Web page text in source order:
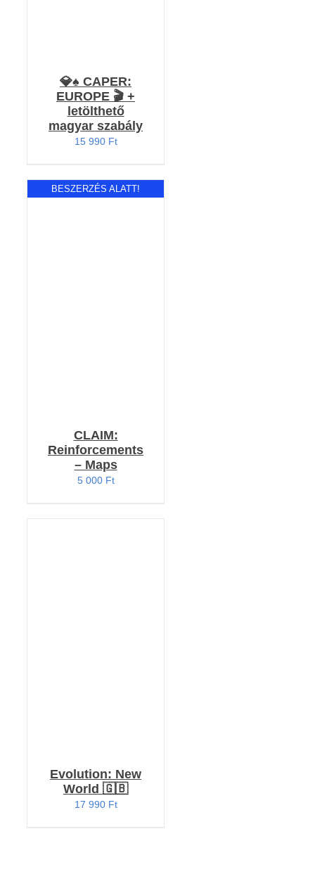
💎♠️ CAPER:
EUROPE 🎬 +
letölthető
magyar szabály
15 990 Ft
BESZERZÉS ALATT!
CLAIM:
Reinforcements
– Maps
5 000 Ft
Evolution: New
World 🇬🇧
17 990 Ft